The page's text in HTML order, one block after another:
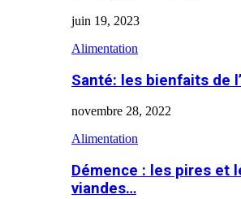
juin 19, 2023
Alimentation
Santé: les bienfaits de
novembre 28, 2022
Alimentation
Démence : les pires et
viandes…